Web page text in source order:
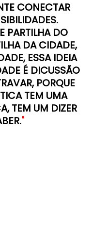
CONECTAR
PARTILHA DO
DA CIDADE,
ESSA IDEIA
É DICUSSÃO
PORQUE
TEM UMA
TEM UM DIZER
"